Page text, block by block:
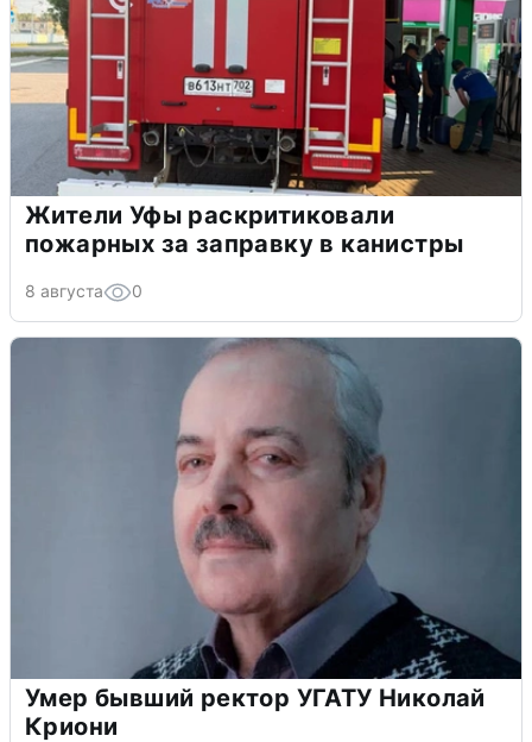
Жители Уфы раскритиковали
пожарных за заправку в канистры
8 августа 0
Умер бывший ректор УГАТУ Николай
Криони